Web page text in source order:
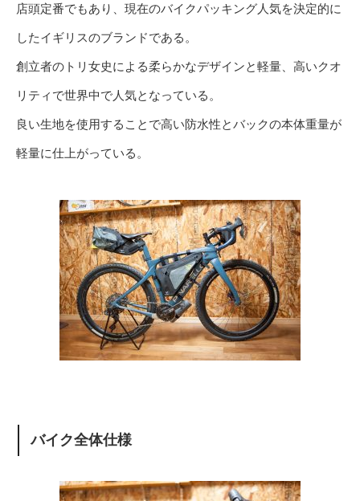
店頭定番でもあり、現在のバイクパッキング人気を決定的に
したイギリスのブランドである。
創立者のトリ女史による柔らかなデザインと軽量、高いクオ
リティで世界中で人気となっている。
良い生地を使用することで高い防水性とバックの本体重量が
軽量に仕上がっている。
バイク全体仕様